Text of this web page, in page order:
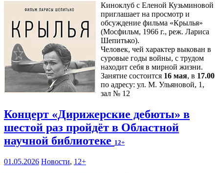
Киноклуб с Еленой Кузьминовой
приглашает на просмотр и
обсуждение фильма «Крылья»
(Мосфильм, 1966 г., реж. Лариса
Шепитько).
Человек, чей характер выкован в
суровые годы войны, с трудом
находит себя в мирной жизни.
Занятие состоится 16 мая, в 17.00
по адресу: ул. М. Ульяновой, 1,
зал № 12
Концерт «Дирижерские дебюты» в
шестой раз пройдёт в Областной
научной библиотеке 12+
01.05.2026 Новости, 12+